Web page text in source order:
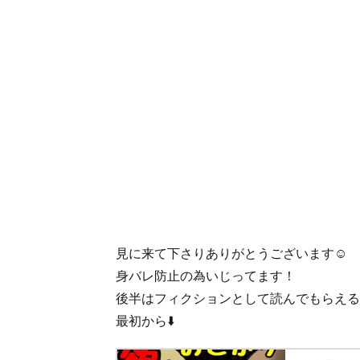
見に来て下さりありがとうございます☺️
身バレ防止の為いじってます！
後半はフィクションとして読んでもらえ
最初から⬇️